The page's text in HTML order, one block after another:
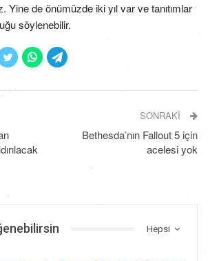
Yine de önümüzde iki yıl var ve tanıtımlar
söylenebilir.
SONRAKI
Bethesda’nın Fallout 5 için
acelesi yok
Hepsi